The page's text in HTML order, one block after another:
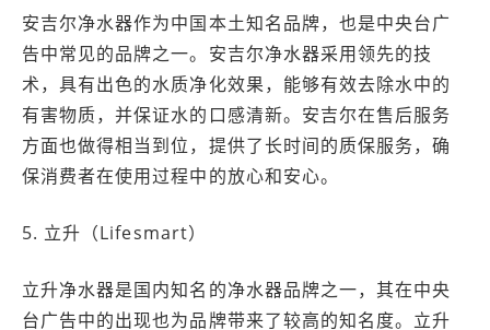
安吉尔净水器作为中国本土知名品牌，也是中央台广
告中常见的品牌之一。安吉尔净水器采用领先的技
术，具有出色的水质净化效果，能够有效去除水中的
有害物质，并保证水的口感清新。安吉尔在售后服务
方面也做得相当到位，提供了长时间的质保服务，确
保消费者在使用过程中的放心和安心。
5. 立升（Lifesmart）
立升净水器是国内知名的净水器品牌之一，其在中央
台广告中的出现也为品牌带来了较高的知名度。立升